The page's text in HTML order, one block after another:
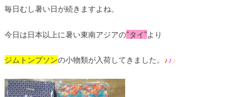
毎日むし暑い日が続きますよね。
今日は日本以上に暑い東南アジアの“タイ”より
ジムトンプソンの小物類が入荷してきました。 ♪♪ ♪